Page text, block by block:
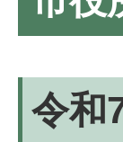
令和